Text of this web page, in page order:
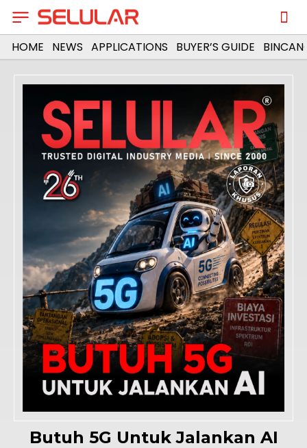
HOME NEWS APPLICATIONS BUYER’S GUIDE
Butuh 5G Untuk Jalankan AI